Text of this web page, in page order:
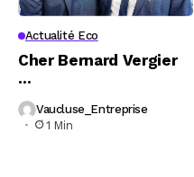
Actualité Eco
Cher Bernard Vergier
…
Vaucluse_Entreprise
1 Min